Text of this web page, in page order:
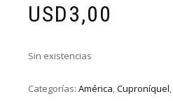
USD3,00
Sin existencias
Categorías: América,Cuproníquel,